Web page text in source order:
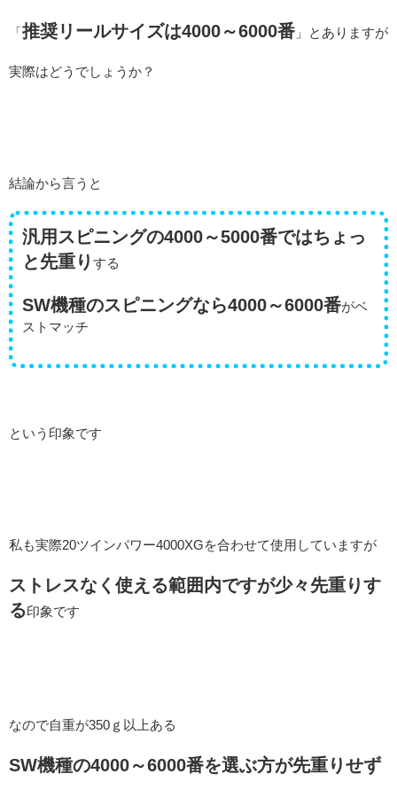
「推奨リールサイズは4000～6000番 」とありますが
実際はどうでしょうか？
結論から言うと
汎用スピニングの4000～5000番ではちょっ
と先重り する
SW機種のスピニングなら4000～6000番がベ
ストマッチ
という印象です
私も実際20ツインパワー4000XGを合わせて使用していますが
ストレスなく使える範囲内ですが少々先重りす
る印象です
なので自重が350ｇ以上ある
SW機種の4000～6000番を選ぶ方が先重りせず